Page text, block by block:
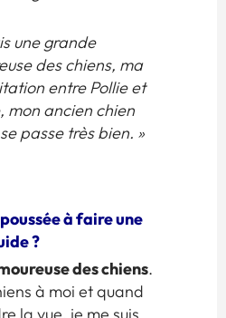
une grande
des chiens, ma
entre Pollie et
mon ancien chien
passe très bien. »
à faire une
?
des chiens.
à moi et quand